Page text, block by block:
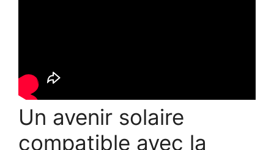
Un avenir solaire
compatible avec la